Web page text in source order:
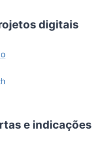
digitais
e indicações